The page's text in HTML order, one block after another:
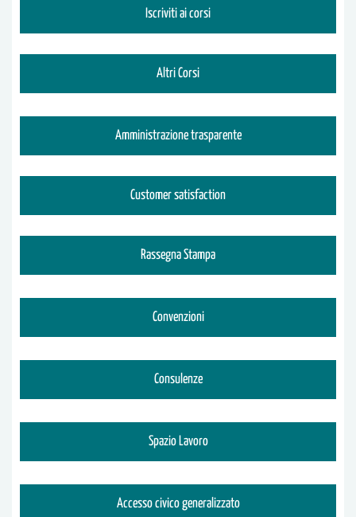
Iscriviti ai corsi
Altri Corsi
Amministrazione trasparente
Customer satisfaction
Rassegna Stampa
Convenzioni
Consulenze
Spazio Lavoro
Accesso civico generalizzato